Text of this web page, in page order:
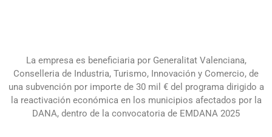
La empresa es beneficiaria por Generalitat Valenciana,
Conselleria de Industria, Turismo, Innovación y Comercio, de
una subvención por importe de 30 mil € del programa dirigido a
la reactivación económica en los municipios afectados por la
DANA, dentro de la convocatoria de EMDANA 2025